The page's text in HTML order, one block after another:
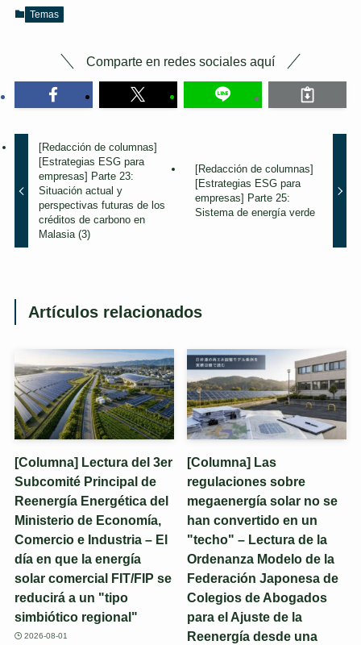
Temas
Comparte en redes sociales aquí
[Redacción de columnas]
[Estrategias ESG para
empresas] Parte 23:
Situación actual y
perspectivas futuras de los
créditos de carbono en
Malasia (3)
[Redacción de columnas]
[Estrategias ESG para
empresas] Parte 25:
Sistema de energía verde
Artículos relacionados
[Columna] Lectura del 3er
Subcomité Principal de
Reenergía Energética del
Ministerio de Economía,
Comercio e Industria – El
día en que la energía
solar comercial FIT/FIP se
reducirá a un "tipo
simbiótico regional"
2026-08-01
[Columna] Las
regulaciones sobre
megaenergía solar no se
han convertido en un
"techo" – Lectura de la
Ordenanza Modelo de la
Federación Japonesa de
Colegios de Abogados
para el Ajuste de la
Reenergía desde una